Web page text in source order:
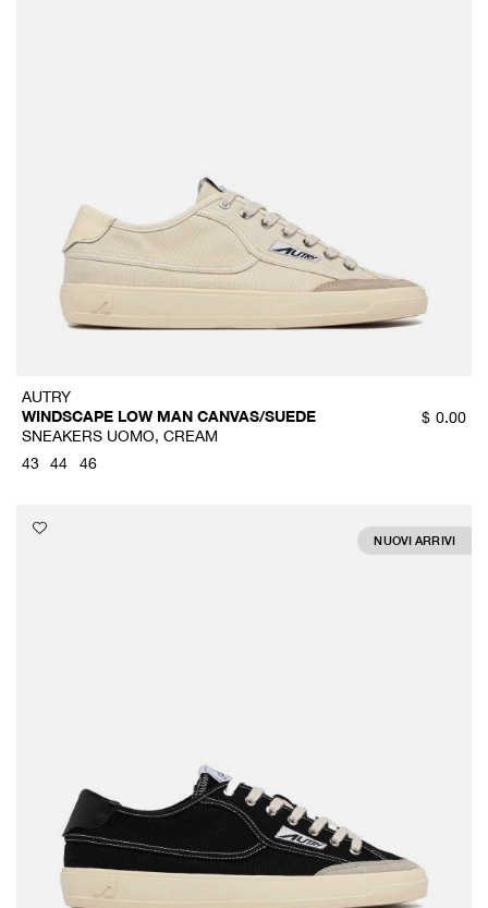
AUTRY
WINDSCAPE LOW MAN CANVAS/SUEDE
SNEAKERS UOMO, CREAM
$ 0.00
43 44 46
NUOVI ARRIVI